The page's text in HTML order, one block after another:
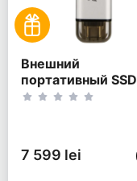
Внешний
портативный SSD
накопитель
7 599 lei